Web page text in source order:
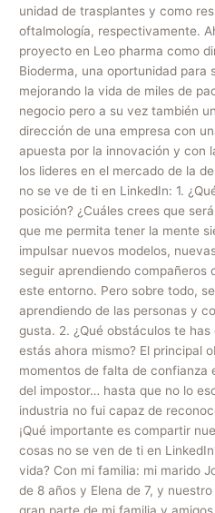
unidad de trasplantes y como
oftalmología, respectivamente.
proyecto en Leo pharma como
Bioderma, una oportunidad para
mejorando la vida de miles de
negocio pero a su vez también
dirección de una empresa con
apuesta por la innovación y con
los lideres en el mercado de la
no se ve de ti en LinkedIn: 1.
posición? ¿Cuáles crees que
que me permita tener la mente
impulsar nuevos modelos,
seguir aprendiendo compañeros
este entorno. Pero sobre todo,
aprendiendo de las personas y
gusta. 2. ¿Qué obstáculos te
estás ahora mismo? El principal
momentos de falta de confianza
del impostor… hasta que no lo
industria no fui capaz de
¡Qué importante es compartir
cosas no se ven de ti en
vida? Con mi familia: mi marido
de 8 años y Elena de 7, y